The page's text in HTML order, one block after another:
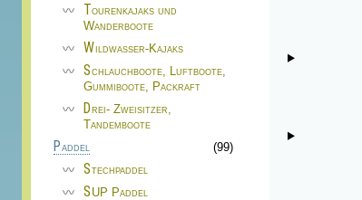
Tourenkajaks und
Wanderboote
Wildwasser-Kajaks
Schlauchboote, Luftboote,
Gummiboote, Packraft
Drei- Zweisitzer,
Tandemboote
Paddel
(99)
Stechpaddel
SUP Paddel